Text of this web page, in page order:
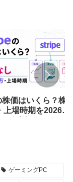
価はいくら？株
上場時期を2026年
ゲーミングPC